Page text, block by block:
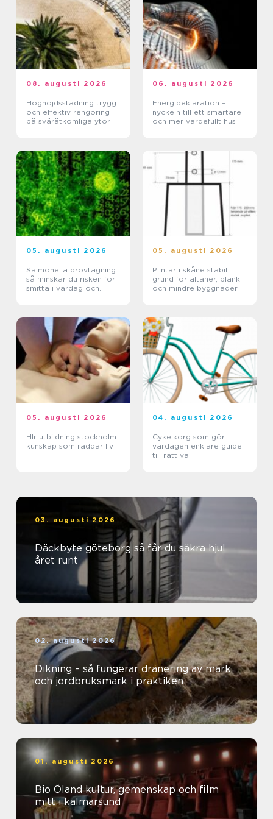
08. augusti 2026
Höghöjdsstädning trygg
och effektiv rengöring
på svåråtkomliga ytor
06. augusti 2026
Energideklaration –
nyckeln till ett smartare
och mer värdefullt hus
05. augusti 2026
Salmonella provtagning
så minskar du risken för
smitta i vardag och
05. augusti 2026
Plintar i skåne stabil
grund för altaner, plank
och mindre byggnader
05. augusti 2026
Hlr utbildning stockholm
kunskap som räddar liv
04. augusti 2026
Cykelkorg som gör
vardagen enklare guide
till rätt val
03. augusti 2026
Däckbyte göteborg så får du säkra hjul
året runt
02. augusti 2026
Dikning – så fungerar dränering av mark
och jordbruksmark i praktiken
01. augusti 2026
Bio Öland kultur, gemenskap och film
mitt i kalmarsund